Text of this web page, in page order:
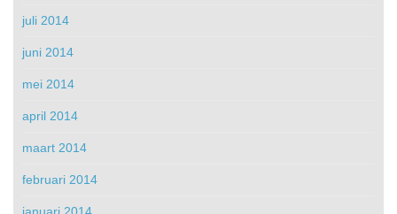
juli 2014
juni 2014
mei 2014
april 2014
maart 2014
februari 2014